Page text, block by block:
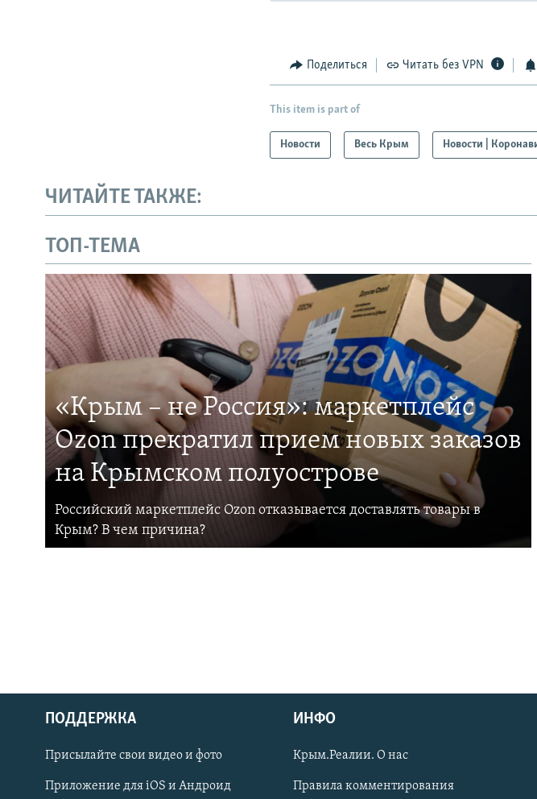
Українською
Qırımtatar
Поделиться Читать без VPN
This item is part of
Новости Весь Крым Новости |
ЧИТАЙТЕ ТАКЖЕ:
ТОП-ТЕМА
«Крым – не Россия»: маркетплейс
Ozon прекратил прием новых заказов
на Крымском полуострове
Российский маркетплейс Ozon отказывается доставлять товары в
Крым? В чем причина?
ПОДДЕРЖКА
Присылайте свои видео и фото
Приложение для iOS и Андроид
ИНФО
Крым.Реалии. О нас
Правила комментирования